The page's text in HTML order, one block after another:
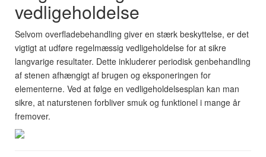
vedligeholdelse
Selvom overfladebehandling giver en stærk beskyttelse, er det
vigtigt at udføre regelmæssig vedligeholdelse for at sikre
langvarige resultater. Dette inkluderer periodisk genbehandling
af stenen afhængigt af brugen og eksponeringen for
elementerne. Ved at følge en vedligeholdelsesplan kan man
sikre, at naturstenen forbliver smuk og funktionel i mange år
fremover.